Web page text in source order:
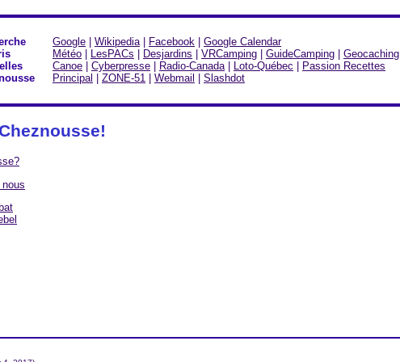
Google Wikipedia| Facebook
Google Calendar
Météo LesPACs Desjardins VRCamping GuideCamping Geocaching
Canoe Cyberpresse Radio-Canada| Loto-Québec
Passion Recettes
Principal ZONE-51 Webmail Slashdot